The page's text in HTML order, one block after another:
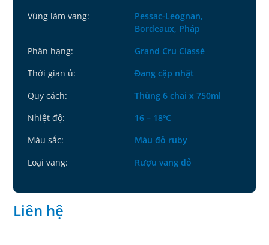
Vùng làm vang:
Pessac-Leognan,
Bordeaux, Pháp
Phân hạng:
Grand Cru Classé
Thời gian ủ:
Đang cập nhật
Quy cách:
Thùng 6 chai x 750ml
Nhiệt độ:
16 – 18ºC
Màu sắc:
Màu đỏ ruby
Loại vang:
Rượu vang đỏ
Liên hệ